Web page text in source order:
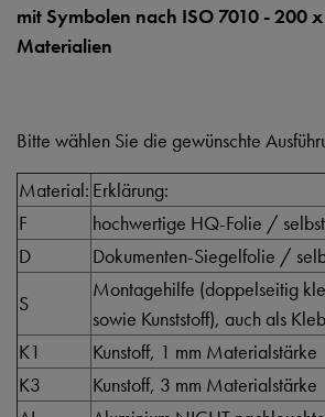
mit Symbolen nach ISO 7010 - 200
Materialien
Bitte wählen Sie die gewünschte
Material: Erklärung:
F
hochwertige HQ-Folie /
D
Dokumenten-Siegelfolie /
S
Montagehilfe (doppelseitig
sowie Kunststoff), auch als
K1
Kunstoff, 1 mm Materialstärke
K3
Kunstoff, 3 mm Materialstärke